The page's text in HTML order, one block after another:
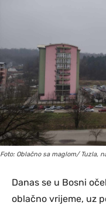
Foto: Oblačno sa maglom/ Tuzla,
Danas se u Bosni
oblačno vrijeme, uz